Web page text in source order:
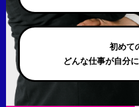
初めて
どんな仕事が自分